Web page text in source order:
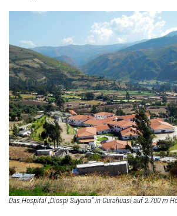
Das Hospital „Diospi Suyana“ in Curahuasi auf 2.700 m